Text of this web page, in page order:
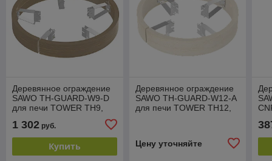
Деревянное ограждение
SAWO TH-GUARD-W9-D
для печи TOWER TH9,
1 302 руб.
Купить
Деревянное ограждение
SAWO TH-GUARD-W12-A
для печи TOWER TH12,
Цену уточняйте